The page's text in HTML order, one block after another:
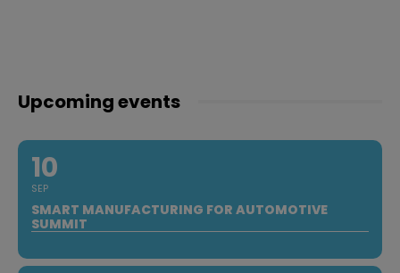
Upcoming events
10
SEP
SMART MANUFACTURING FOR AUTOMOTIVE
SUMMIT